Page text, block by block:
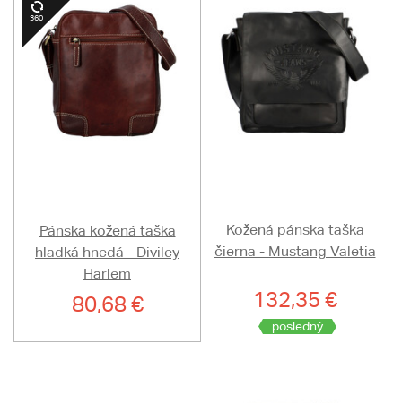
Pánska kožená taška
hladká hnedá - Diviley
Harlem
80,68 €
Kožená pánska taška
čierna - Mustang Valetia
132,35 €
posledný